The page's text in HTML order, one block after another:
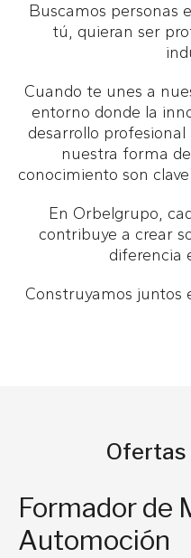
Buscamos personas
tú, quieran ser
Cuando te unes a
entorno donde la
desarrollo
nuestra forma
conocimiento son
En Orbelgrupo,
contribuye a crear
diferencia
Construyamos juntos
Ofertas
Formador de
Automoción